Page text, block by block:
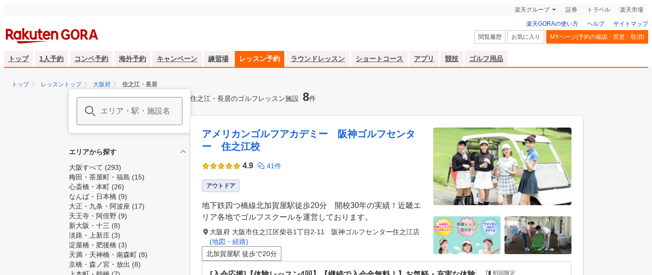
楽天グループ 証券 トラベル 楽天市場
楽天GORAの使い方 ヘルプ
サイトマップ
閲覧履歴
お気に入り MYページ(予約の確認・変更・取消)
トップ 1人予約 コンペ予約 海外予約 キャンペーン 練習場 レッスン予約 ラウンドレッスン ショートコース アプリ 競技 ゴルフ用品
トップ レッスントップ 大阪府 住之江・長居
エリアから探す
大阪すべて (293)
梅田・茶屋町・福島 (15)
心斎橋・本町 (26)
なんば・日本橋 (9)
大正・九条・阿波座 (17)
天王寺・阿倍野 (9)
新大阪・十三 (8)
淡路・上新庄 (3)
淀屋橋・肥後橋 (3)
天満・天神橋・南森町 (8)
京橋・森ノ宮・放出 (8)
住之江・長居のゴルフレッスン施設 8件
アメリカンゴルフアカデミー 阪神ゴルフセンタ
ー 住之江校
4.9 41件
アウトドア
地下鉄四つ橋線北加賀屋駅徒歩20分 開校30年の実績！近畿エ
リア各地でゴルフスクールを運営しております。
大阪府 大阪市住之江区柴谷1丁目2-11 阪神ゴルフセンター住之江店
(地図・経路)
北加賀屋駅 徒歩で20分
初回限定